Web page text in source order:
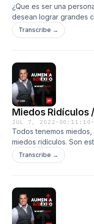
¿Que es ser una
desean lograr grandes
determinación para
simplemente desear
and use of personal
Transcribe →
Miedos Ridículos
JUL 7, 2022 · 00:11:10 ·
Todos tenemos
miedos ridículos. Son
avanzar a la velocidad
metas. Date cuenta
and use of personal
Transcribe →